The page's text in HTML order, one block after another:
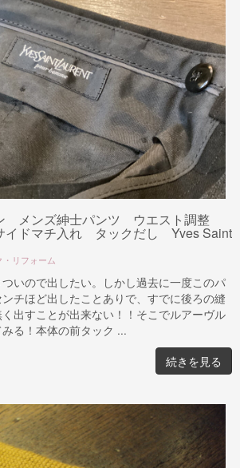
メンズ紳士パンツ ウエスト調整
イドマチ入れ タックだし Yves Saint
・リフォーム
いので出したい。しかし過去に一度このパ
チほど出したことありで、すでに後ろの縫
出すことが出来ない！！そこでルアーヴル
る！本体の前タック ...
続きを見る